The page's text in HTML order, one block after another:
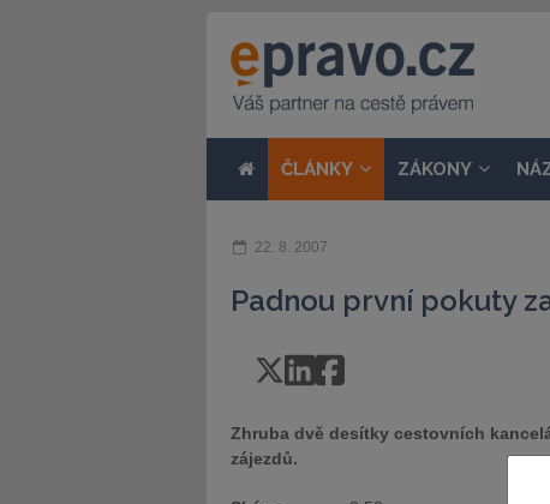
ČLÁNKY ZÁKONY
22. 8. 2007
Padnou první pokuty
Zhruba dvě desítky cestovních
zájezdů.